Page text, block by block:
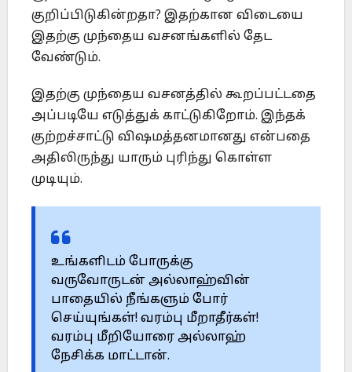
குறிப்பிடுகின்றதா? இதற்கான விடையை
இதற்கு முந்தைய வசனங்களில் தேட
வேண்டும்.
இதற்கு முந்தைய வசனத்தில் கூறப்பட்டதை
அப்படியே எடுத்துக் காட்டுகிறோம். இந்தக்
குற்றச்சாட்டு விஷமத்தனமானது என்பதை
அதிலிருந்து யாரும் புரிந்து கொள்ள
முடியும்.
உங்களிடம் போருக்கு
வருவோருடன் அல்லாஹ்வின்
பாதையில் நீங்களும் போர்
செய்யுங்கள்! வரம்பு மீறாதீர்கள்!
வரம்பு மீறியோரை அல்லாஹ்
நேசிக்க மாட்டான்.